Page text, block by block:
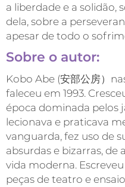
a liberdade e a solidão,
dela, sobre a
apesar de todo o
Sobre o autor:
Kobo Abe (安部公房）
faleceu em 1993.
época dominada pelos
lecionava e praticava
vanguarda, fez uso de
absurdas e bizarras, de
vida moderna.
peças de teatro e